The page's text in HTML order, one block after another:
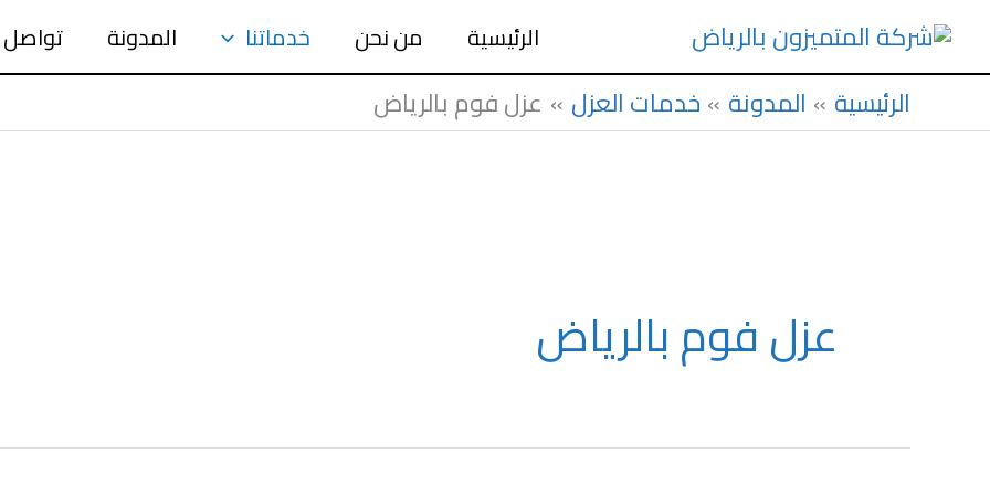
تخطي
الرئيسية من نحن خدماتنا المدونة
الرئيسية المدونة خدمات العزل عزل فوم بالرياض
عزل فوم بالرياض